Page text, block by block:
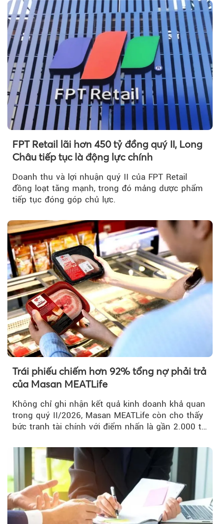
FPT Retail lãi hơn 450 tỷ đồng quý II, Long
Châu tiếp tục là động lực chính
Doanh thu và lợi nhuận quý II của FPT Retail
đồng loạt tăng mạnh, trong đó mảng dược phẩm
tiếp tục đóng góp chủ lực.
Trái phiếu chiếm hơn 92% tổng nợ phải trả
của Masan MEATLife
Không chỉ ghi nhận kết quả kinh doanh khả quan
trong quý II/2026, Masan MEATLife còn cho thấy
bức tranh tài chính với điểm nhấn là gần 2.000 tỷ